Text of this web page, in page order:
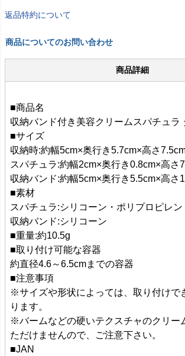
返品特約について
商品についてのお問い合わせ
商品詳細
■商品名
収納バンド付き美容クリームスパチュラ
■サイズ
収納時:約幅5cm×奥行き5.7cm×高さ
スパチュラ:約幅2cm×奥行き0.8cm×高さ
収納バンド:約幅5cm×奥行き5.5cm×高さ
■素材
スパチュラ:シリコーン・ポリプロピレン
収納バンド:シリコーン
■重量:約10.5g
■取り付け可能な容器
約直径4.6～6.5cmまでの容器
■注意事項
※サイズや形状によっては、取り付けで
ります。
※バームなどの硬いテクスチャのクリー
ただけませんので、ご注意下さい。
■JAN